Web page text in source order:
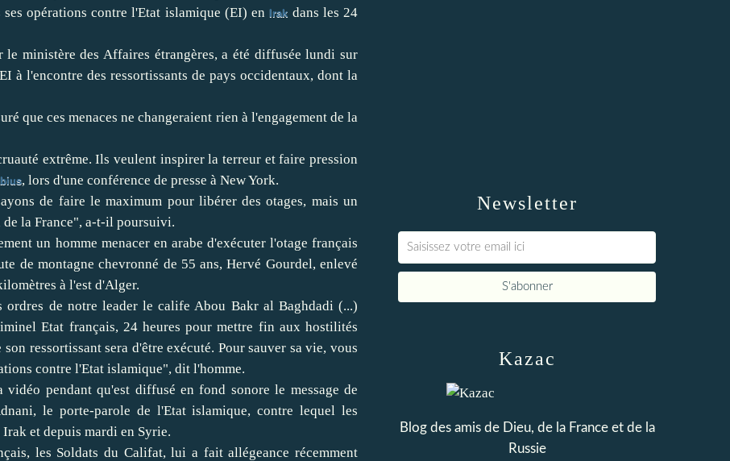
opérations contre l'Etat islamique (EI) en Irak dans les 24
ministère des Affaires étrangères, a été diffusée lundi sur
à l'encontre des ressortissants de pays occidentaux, dont la
que ces menaces ne changeraient rien à l'engagement de la
extrême. Ils veulent inspirer la terreur et faire pression
, lors d'une conférence de presse à New York.
de faire le maximum pour libérer des otages, mais un
la France", a-t-il poursuivi.
un homme menacer en arabe d'exécuter l'otage français
de montagne chevronné de 55 ans, Hervé Gourdel, enlevé
à l'est d'Alger.
de notre leader le calife Abou Bakr al Baghdadi (...)
Etat français, 24 heures pour mettre fin aux hostilités
ressortissant sera d'être exécuté. Pour sauver sa vie, vous
contre l'Etat islamique", dit l'homme.
pendant qu'est diffusé en fond sonore le message de
le porte-parole de l'Etat islamique, contre lequel les
et depuis mardi en Syrie.
les Soldats du Califat, lui a fait allégeance récemment
Newsletter
Kazac
Blog des amis de Dieu, de la France et de la
Russie